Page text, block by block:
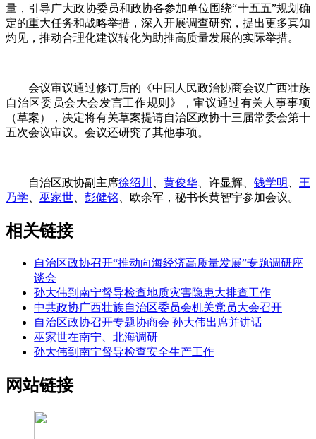
量，引导广大政协委员和政协各参加单位围绕“十五五”规划确
定的重大任务和战略举措，深入开展调查研究，提出更多真知
灼见，推动合理化建议转化为助推高质量发展的实际举措。
会议审议通过修订后的《中国人民政治协商会议广西壮族
自治区委员会大会发言工作规则》，审议通过有关人事事项
（草案），决定将有关草案提请自治区政协十三届常委会第十
五次会议审议。会议还研究了其他事项。
自治区政协副主席徐绍川 黄俊华 、许显辉、 钱学明
王
乃学
巫家世 彭健铭 、欧余军，秘书长黄智宇参加会议。
相关链接
自治区政协召开“推动向海经济高质量发展”专题调研座
谈会
孙大伟到南宁督导检查地质灾害隐患大排查工作
中共政协广西壮族自治区委员会机关党员大会召开
自治区政协召开专题协商会 孙大伟出席并讲话
巫家世在南宁、北海调研
孙大伟到南宁督导检查安全生产工作
网站链接